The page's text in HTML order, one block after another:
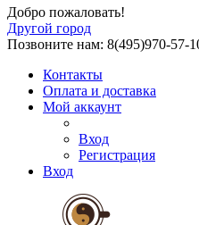
Добро пожаловать!
Другой город
Позвоните нам: 8(495)970-57-
Контакты
Оплата и доставка
Мой аккаунт
Вход
Регистрация
Вход